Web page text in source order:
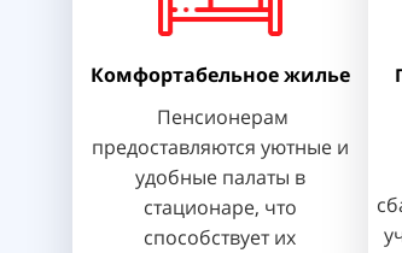
Комфортабельное жилье
Пенсионерам
предоставляются уютные и
удобные палаты в
стационаре, что
способствует их